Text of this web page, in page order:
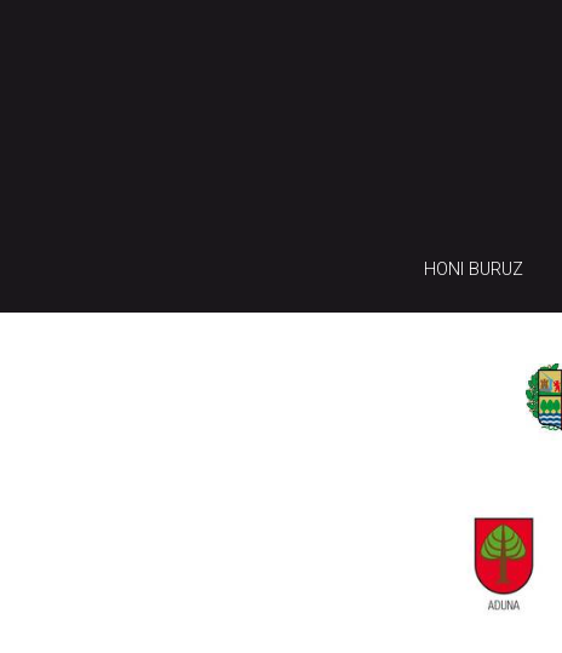
HONI BURUZ